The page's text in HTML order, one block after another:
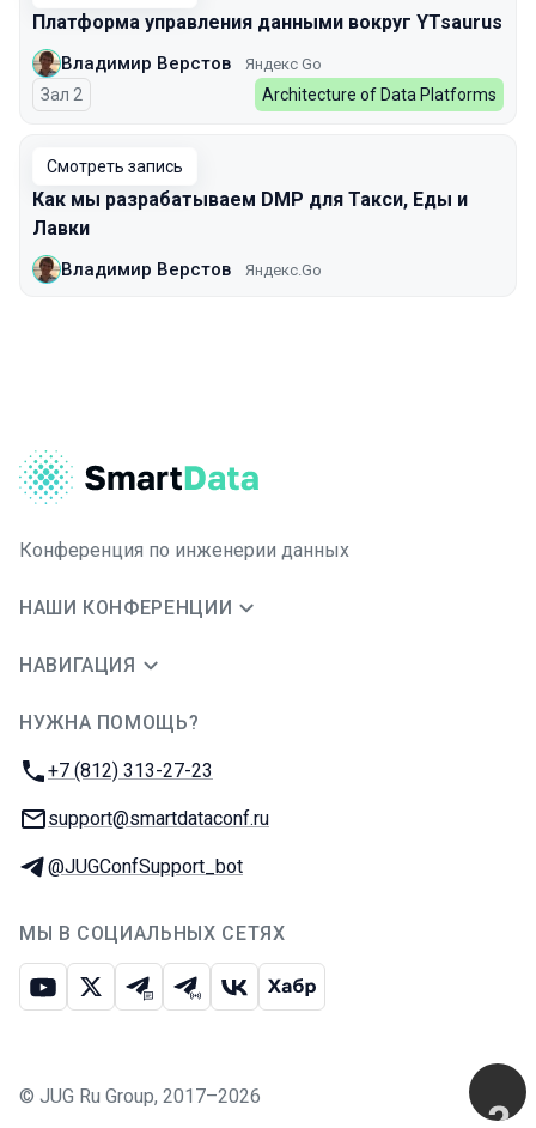
Платформа управления данными вокруг YTsaurus
Владимир Верстов Яндекс Go
Зал 2 Architecture of Data Platforms
Смотреть запись
Как мы разрабатываем DMP для Такси, Еды и
Лавки
Владимир Верстов Яндекс.Go
Конференция по инженерии данных
НАШИ КОНФЕРЕНЦИИ
НАВИГАЦИЯ
НУЖНА ПОМОЩЬ?
Телефон:
+7 (812) 313-27-23
E-mail:
support@smartdataconf.ru
Телеграм:
@JUGConfSupport_bot
МЫ В СОЦИАЛЬНЫХ СЕТЯХ
ЮтубИкс Телеграм-чат
Телеграм-канал
ВКонтакте
Хабр
© JUG Ru Group, 2017–2026